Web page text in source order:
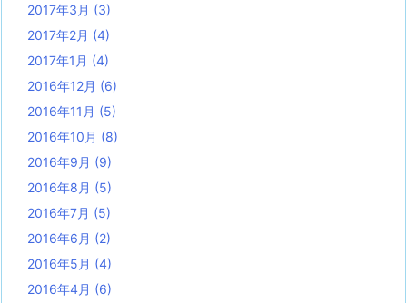
2017年3月 (3)
2017年2月 (4)
2017年1月 (4)
2016年12月 (6)
2016年11月 (5)
2016年10月 (8)
2016年9月 (9)
2016年8月 (5)
2016年7月 (5)
2016年6月 (2)
2016年5月 (4)
2016年4月 (6)